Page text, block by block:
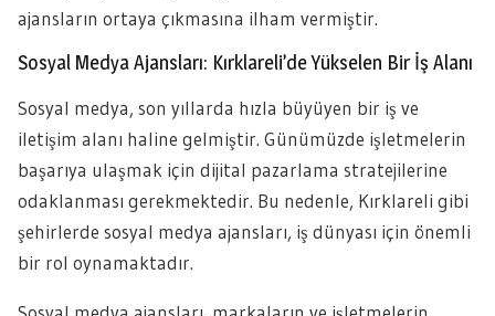
ajansların ortaya çıkmasına ilham vermiştir.
Sosyal Medya Ajansları: Kırklareli’de Yükselen Bir İş Alanı
Sosyal medya, son yıllarda hızla büyüyen bir iş ve
iletişim alanı haline gelmiştir. Günümüzde işletmelerin
başarıya ulaşmak için dijital pazarlama stratejilerine
odaklanması gerekmektedir. Bu nedenle, Kırklareli gibi
şehirlerde sosyal medya ajansları, iş dünyası için önemli
bir rol oynamaktadır.